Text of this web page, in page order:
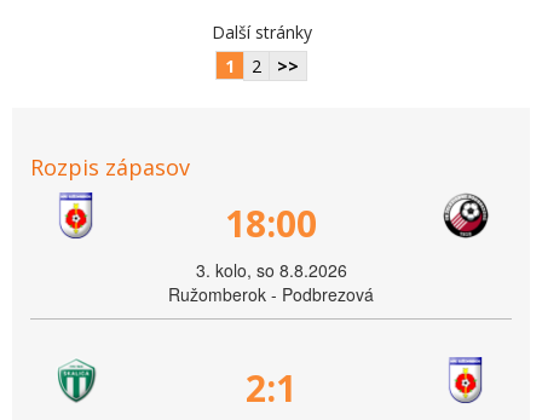
Další stránky
1
2 >>
Rozpis zápasov
18:00
3. kolo, so 8.8.2026
Ružomberok - Podbrezová
2:1